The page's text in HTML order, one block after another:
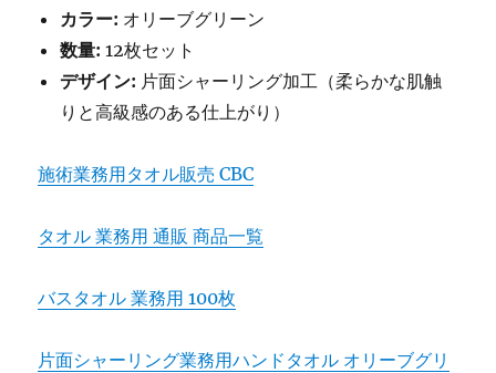
カラー: オリーブグリーン
数量: 12枚セット
デザイン: 片面シャーリング加工（柔らかな肌触
りと高級感のある仕上がり）
施術業務用タオル販売 CBC
タオル 業務用 通販 商品一覧
バスタオル 業務用 100枚
片面シャーリング業務用ハンドタオル オリーブグリ